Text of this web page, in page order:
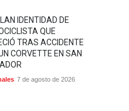
IDENTIDAD DE
QUE
TRAS ACCIDENTE
CORVETTE EN SAN
7 de agosto de 2026